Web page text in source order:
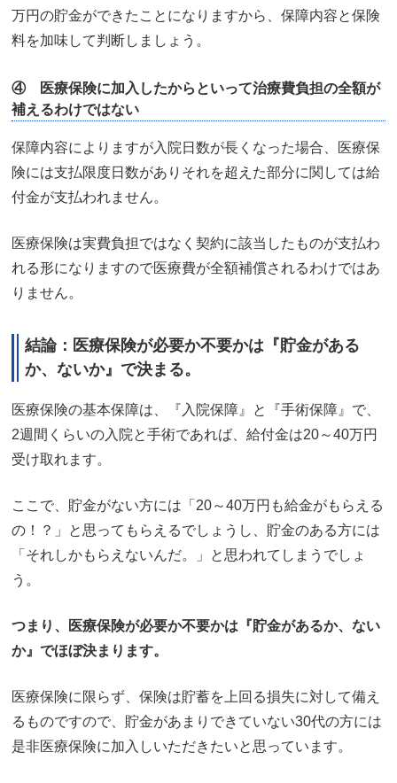
万円の貯金ができたことになりますから、保障内容と保険
料を加味して判断しましょう。
④ 医療保険に加入したからといって治療費負担の全額が
補えるわけではない
保障内容によりますが入院日数が長くなった場合、医療保
険には支払限度日数がありそれを超えた部分に関しては給
付金が支払われません。
医療保険は実費負担ではなく契約に該当したものが支払わ
れる形になりますので医療費が全額補償されるわけではあ
りません。
結論： 医療保険が必要か不要かは『貯金がある
か、ないか』で決まる。
医療保険の基本保障は、『入院保障』と『手術保障』で、
2週間くらいの入院と手術であれば、給付金は20～40万円
受け取れます。
ここで、貯金がない方には「20～40万円も給金がもらえる
の！？」と思ってもらえるでしょうし、貯金のある方には
「それしかもらえないんだ。」と思われてしまうでしょ
う。
つまり、医療保険が必要か不要かは『貯金があるか、ない
か』でほぼ決まります。
医療保険に限らず、保険は貯蓄を上回る損失に対して備え
るものですので、貯金があまりできていない30代の方には
是非医療保険に加入しいただきたいと思っています。